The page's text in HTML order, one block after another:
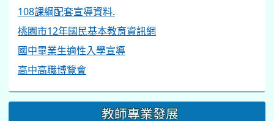
108課綱配套宣導資料.
桃園市12年國民基本教育資訊網
國中畢業生適性入學宣導
高中高職博覽會
教師專業發展